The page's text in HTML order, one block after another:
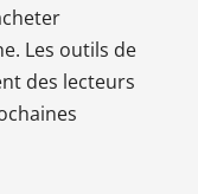
Les outils de
des lecteurs